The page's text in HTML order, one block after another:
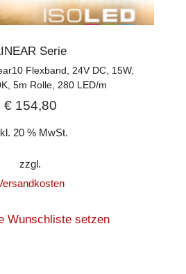
Serie
Flexband, 24V DC, 15W,
5m Rolle, 280 LED/m
€154,80
20 % MwSt.
zzgl.
Wunschliste setzen